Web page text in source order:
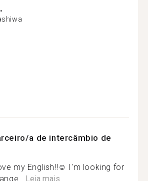
a de intercâmbio de
my English!!☺️ I'm looking for
Leia mais